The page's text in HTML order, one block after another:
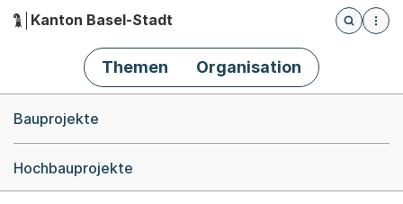
Hauptnavigation
Kanton Basel-Stadt
Öffnet
Themen Organisation
Bauprojekte
Hochbauprojekte